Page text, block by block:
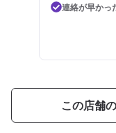
連絡が早かっ
この店舗